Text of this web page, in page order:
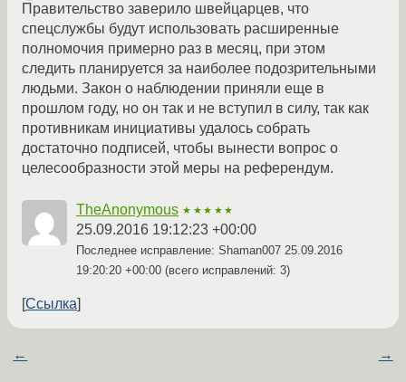
Правительство заверило швейцарцев, что
спецслужбы будут использовать расширенные
полномочия примерно раз в месяц, при этом
следить планируется за наиболее подозрительными
людьми. Закон о наблюдении приняли еще в
прошлом году, но он так и не вступил в силу, так как
противникам инициативы удалось собрать
достаточно подписей, чтобы вынести вопрос о
целесообразности этой меры на референдум.
TheAnonymous ★★★★★
25.09.2016 19:12:23 +00:00
Последнее исправление: Shaman007 25.09.2016
19:20:20 +00:00 (всего исправлений: 3)
Ссылка
← →